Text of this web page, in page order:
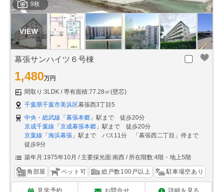
9枚
幕張サンハイツ６号棟
1,480万円
間取り:3LDK
専有面積:77.28㎡(壁芯)
千葉県千葉市美浜区幕張西3丁目5
中央・総武線 「 幕張本郷 」駅まで 徒歩20分
京成千葉線 「 京成幕張本郷 」駅まで 徒歩20分
京葉線 「 海浜幕張 」駅まで バス11分 「幕張西二丁目」停まで
徒歩9分
築年月:1975年10月
主要採光面:南西 所在階数:4階・地上5階
角部屋 ペット可 総戸数100戸以上 駐車場空あり